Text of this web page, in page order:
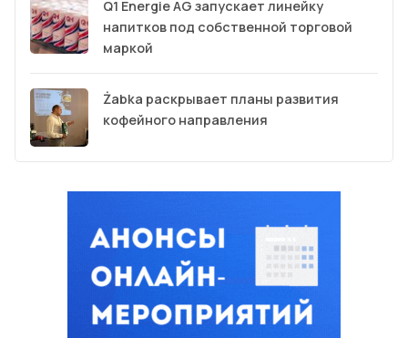
Q1 Energie AG запускает линейку
напитков под собственной торговой
маркой
Żabka раскрывает планы развития
кофейного направления